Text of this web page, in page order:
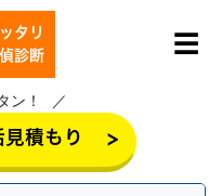
タリ
診断
☰
ン！
積もり >